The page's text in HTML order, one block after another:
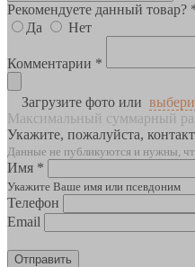
Рекомендуете данный товар?
Да
Нет
Комментарии *
Загрузите фото или
Максимальный суммарный
Укажите, пожалуйста,
Данные не публикуются и нужны,
Имя *
Укажите Ваше имя или псевдоним
Телефон
Email
Отправить